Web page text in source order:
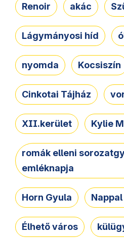
Renoir akác
Lágymányosi híd
nyomda Kocsiszín
Cinkotai Tájház
XII.kerület Kylie
romák elleni
emléknapja
Horn Gyula
Élhető város